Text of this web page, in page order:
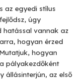
az egyedi stílus
úgy
hatással vannak az
hogyan érzed
hogyan
pályakezdőként
állásinterjún, az első